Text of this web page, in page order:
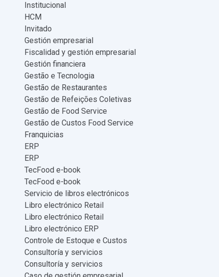
Institucional
HCM
Invitado
Gestión empresarial
Fiscalidad y gestión empresarial
Gestión financiera
Gestão e Tecnologia
Gestão de Restaurantes
Gestão de Refeições Coletivas
Gestão de Food Service
Gestão de Custos Food Service
Franquicias
ERP
ERP
TecFood e-book
TecFood e-book
Servicio de libros electrónicos
Libro electrónico Retail
Libro electrónico Retail
Libro electrónico ERP
Controle de Estoque e Custos
Consultoría y servicios
Consultoría y servicios